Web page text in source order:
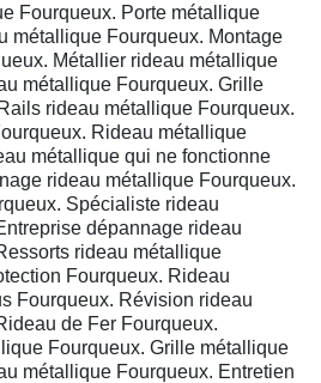
Fourqueux. Porte métallique
métallique Fourqueux. Montage
Métallier rideau métallique
métallique Fourqueux. Grille
rideau métallique Fourqueux.
Rideau métallique
métallique qui ne fonctionne
rideau métallique Fourqueux.
Spécialiste rideau
dépannage rideau
rideau métallique
Fourqueux. Rideau
Fourqueux. Révision rideau
de Fer Fourqueux.
Fourqueux. Grille métallique
métallique Fourqueux. Entretien